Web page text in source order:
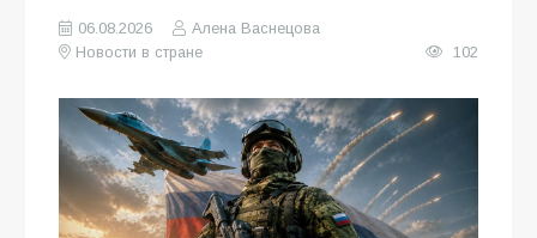
06.08.2026
Алена Васнецова
Новости в стране
102